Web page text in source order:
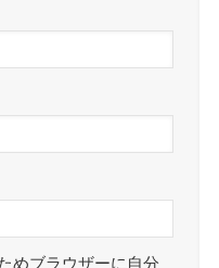
めブラウザーに自分